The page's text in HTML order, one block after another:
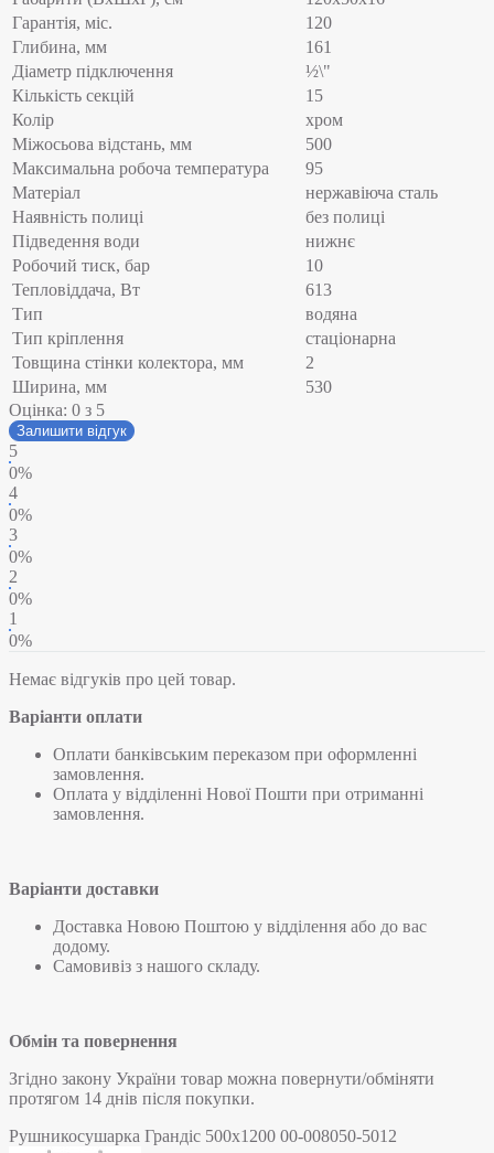
Гарантія, міс.
120
Глибина, мм
161
Діаметр підключення
½\"
Кількість секцій
15
Колір
хром
Міжосьова відстань, мм
500
Максимальна робоча температура
95
Матеріал
нержавіюча сталь
Наявність полиці
без полиці
Підведення води
нижнє
Робочий тиск, бар
10
Тепловіддача, Вт
613
Тип
водяна
Тип кріплення
стаціонарна
Товщина стінки колектора, мм
2
Ширина, мм
530
Оцінка: 0 з 5
Залишити відгук
5
0%
4
0%
3
0%
2
0%
1
0%
Немає відгуків про цей товар.
Варіанти оплати
Оплати банківським переказом при оформленні
замовлення.
Оплата у відділенні Нової Пошти при отриманні
замовлення.
Варіанти доставки
Доставка Новою Поштою у відділення або до вас
додому.
Самовивіз з нашого складу.
Обмін та повернення
Згідно закону України товар можна повернути/обміняти
протягом 14 днів після покупки.
Рушникосушарка Грандіс 500х1200 00-008050-5012